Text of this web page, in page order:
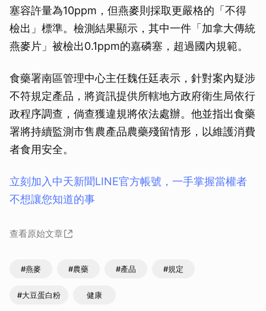
塞容許量為10ppm，但燕麥則採取更嚴格的「不得
檢出」標準。檢測結果顯示，其中一件「加拿大傳統
燕麥片」被檢出0.1ppm的嘉磷塞，超過國內規範。
食藥署南區管理中心主任魏任廷表示，針對案內疑涉
不符規定產品，將資訊提供所轄地方政府衛生局依行
政程序調查，倘查獲違規將依法處辦。他並指出食藥
署將持續監測市售農產品農藥殘留情形，以維護消費
者食用安全。
立刻加入中天新聞LINE官方帳號，一手掌握當權者
不想讓您知道的事
查看原始文章
#燕麥 #農藥 #產品 #規定
#大豆蛋白粉 健康